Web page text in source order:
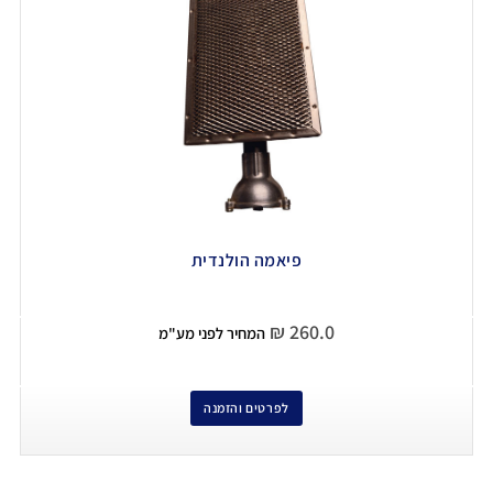
פיאמה הולנדית
₪ 260.0 המחיר לפני מע"מ
לפרטים והזמנה